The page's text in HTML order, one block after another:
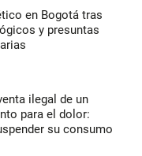
en Bogotá tras
y presuntas
ilegal de un
para el dolor:
su consumo